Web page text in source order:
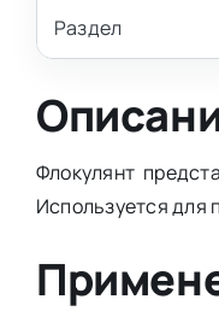
Раздел
Флокулянт
Используется для